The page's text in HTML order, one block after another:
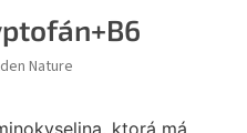
Nature